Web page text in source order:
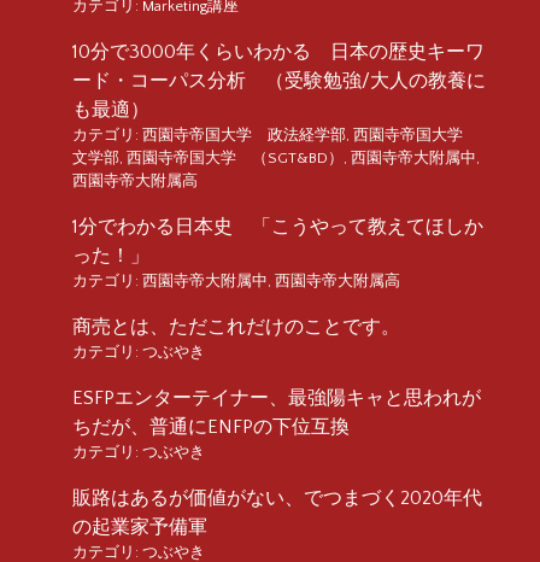
カテゴリ: Marketing講座
10分で3000年くらいわかる 日本の歴史キーワ
ード・コーパス分析 （受験勉強/大人の教養に
も最適）
カテゴリ: 西園寺帝国大学 政法経学部, 西園寺帝国大学
文学部, 西園寺帝国大学 （SGT&BD） , 西園寺帝大附属中,
西園寺帝大附属高
1分でわかる日本史 「こうやって教えてほしか
った！」
カテゴリ: 西園寺帝大附属中, 西園寺帝大附属高
商売とは、ただこれだけのことです。
カテゴリ: つぶやき
ESFPエンターテイナー、最強陽キャと思われが
ちだが、普通にENFPの下位互換
カテゴリ: つぶやき
販路はあるが価値がない、でつまづく2020年代
の起業家予備軍
カテゴリ: つぶやき